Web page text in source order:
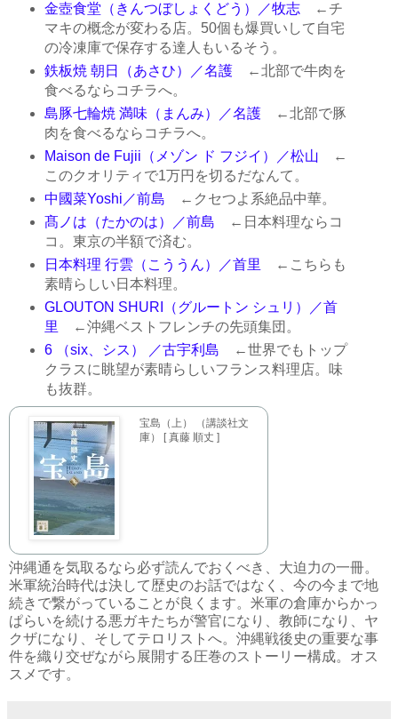
金壺食堂（きんつぼしょくどう）／牧志←チ
マキの概念が変わる店。50個も爆買いして自宅
の冷凍庫で保存する達人もいるそう。
鉄板焼 朝日（あさひ）／名護←北部で牛肉を
食べるならコチラへ。
島豚七輪焼 満味（まんみ）／名護←北部で豚
肉を食べるならコチラへ。
Maison de Fujii（メゾン ド フジイ）／松山 ←
このクオリティで1万円を切るだなんて。
中國菜Yoshi／前島 ←クセつよ系絶品中華。
髙ノは（たかのは）／前島 ←日本料理ならコ
コ。東京の半額で済む。
日本料理 行雲（こううん）／首里 ←こちらも
素晴らしい日本料理。
GLOUTON SHURI（グルートン シュリ）／首
里 ←沖縄ベストフレンチの先頭集団。
6 （six、シス） ／古宇利島 ←世界でもトップ
クラスに眺望が素晴らしいフランス料理店。味
も抜群。
宝島（上） （講談社文
庫） [ 真藤 順丈 ]
沖縄通を気取るなら必ず読んでおくべき、大迫力の一冊。
米軍統治時代は決して歴史のお話ではなく、今の今まで地
続きで繋がっていることが良くます。米軍の倉庫からかっ
ぱらいを続ける悪ガキたちが警官になり、教師になり、ヤ
クザになり、そしてテロリストへ。沖縄戦後史の重要な事
件を織り交ぜながら展開する圧巻のストーリー構成。オス
スメです。